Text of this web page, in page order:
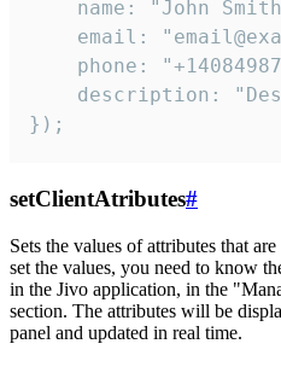
name: "John
email:
phone:
description:
});
setClientAtributes#
Sets the values ​​of attributes that
set the values, you need to know
in the Jivo application, in the
section. The attributes will be
panel and updated in real time.